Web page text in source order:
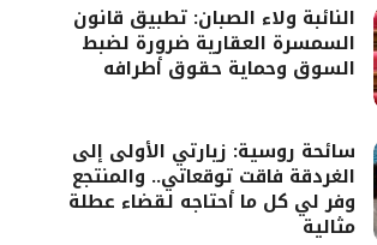
النائبة ولاء الصبان: تطبيق قانون
السمسرة العقارية ضرورة لضبط
السوق وحماية حقوق أطرافه
سائحة روسية: زيارتي الأولى إلى
الغردقة فاقت توقعاتي.. والمنتجع
وفر لي كل ما أحتاجه لقضاء عطلة
مثالية